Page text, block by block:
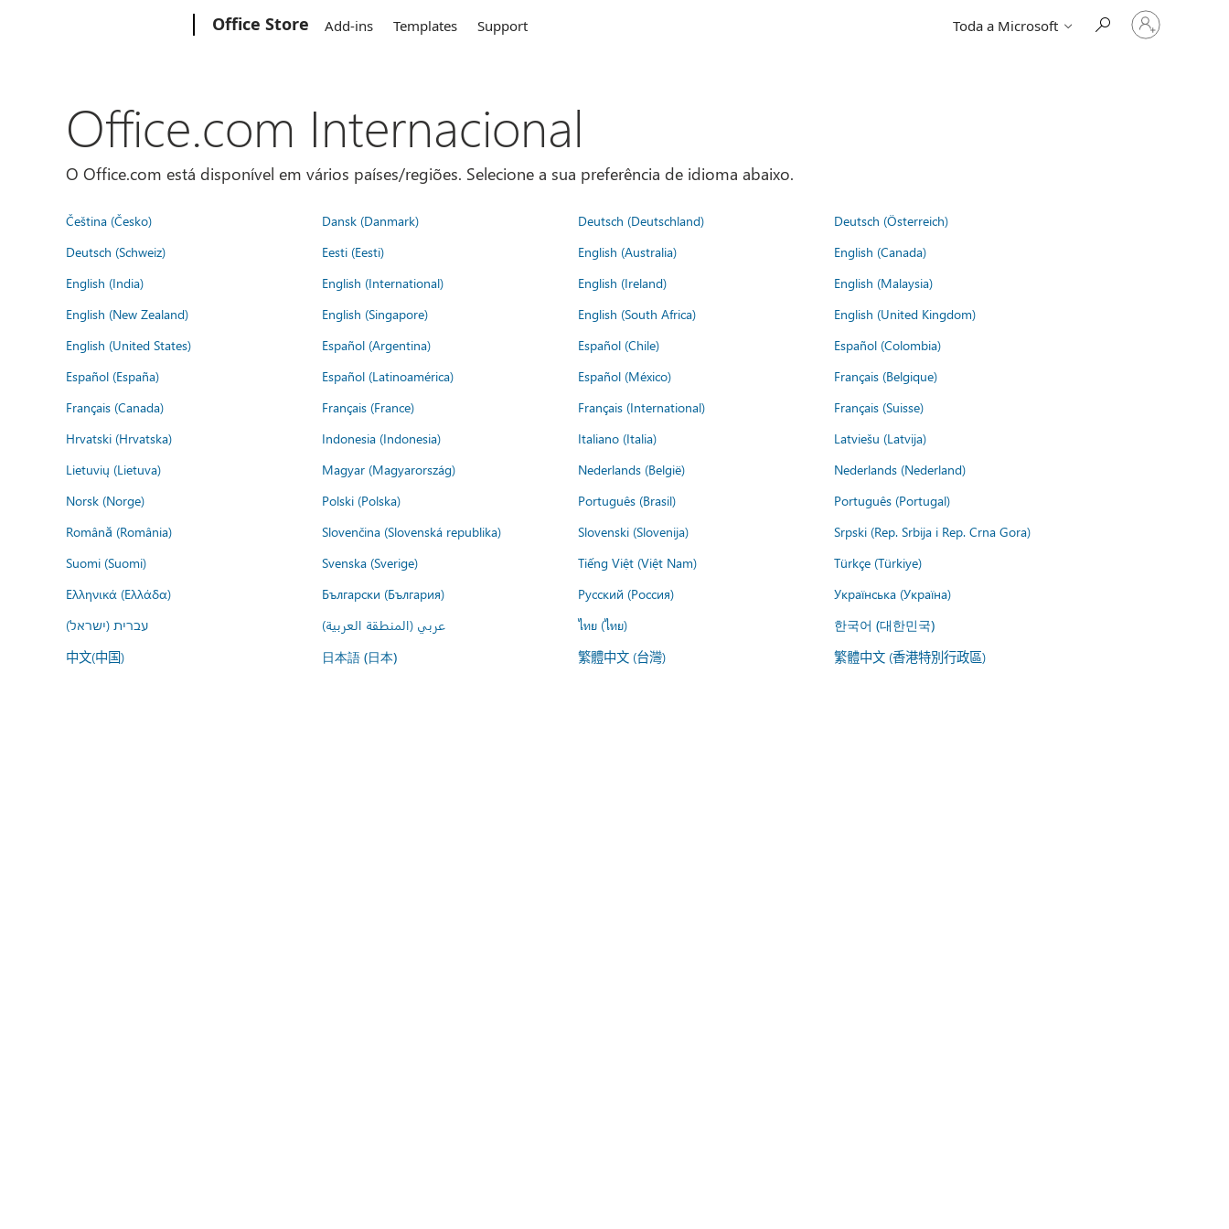
Office Store Add-ins Templates Support Toda a Microsoft
Iniciar
sessão
Office.com Internacional
O Office.com está disponível em vários países/regiões. Selecione a sua preferência de idioma abaixo.
Čeština (Česko) Dansk (Danmark) Deutsch (Deutschland)
Deutsch (Österreich)
Deutsch (Schweiz)
Eesti (Eesti) English (Australia)
English (Canada)
English (India)
English (International) English (Ireland)
English (Malaysia)
English (New Zealand)
English (Singapore) English (South Africa)
English (United Kingdom)
English (United States)
Español (Argentina) Español (Chile)
Español (Colombia)
Español (España)
Español (Latinoamérica) Español (México)
Français (Belgique)
Français (Canada)
Français (France) Français (International)
Français (Suisse)
Hrvatski (Hrvatska)
Indonesia (Indonesia) Italiano (Italia)
Latviešu (Latvija)
Lietuvių (Lietuva)
Magyar (Magyarország) Nederlands (België)
Nederlands (Nederland)
Norsk (Norge)
Polski (Polska) Português (Brasil)
Português (Portugal)
Română (România)
Slovenčina (Slovenská republika) Slovenski (Slovenija)
Srpski (Rep. Srbija i Rep. Crna Gora)
Suomi (Suomi)
Svenska (Sverige) Tiếng Việt (Việt Nam)
Türkçe (Türkiye)
Ελληνικά (Ελλάδα)
Български (България) Русский (Россия)
Українська (Україна)
עברית (ישראל)
عربي (المنطقة العربية) ไทย (ไทย) 한국어 (대한민국)
中文(中国) 日本語 (日本) 繁體中文 (台灣) 繁體中文 (香港特別行政區)